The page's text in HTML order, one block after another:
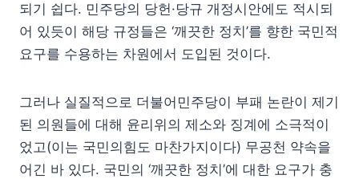
되기 쉽다. 민주당의 당헌·당규 개정시안에도 적시되
어 있듯이 해당 규정들은 ‘깨끗한 정치’를 향한 국민적
요구를 수용하는 차원에서 도입된 것이다.
그러나 실질적으로 더불어민주당이 부패 논란이 제기
된 의원들에 대해 윤리위의 제소와 징계에 소극적이
었고(이는 국민의힘도 마찬가지이다) 무공천 약속을
어긴 바 있다. 국민의 ‘깨끗한 정치’에 대한 요구가 충